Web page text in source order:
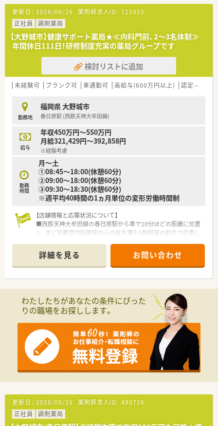
【法人特徴について】
■こちらの法人は総病床数103床の一般病床と療養病床を併せ
持つ、慢性期を中心としたケアミックス病院です。
■2014年には建物の新築リニューアルを行っており、清潔感溢
れる綺麗な環境の中で医療を提供しています。
■診療は内科系全般を幅広く診ており、地域に根差した安心の医
療サービスを届けることを大切にしている法人です。
【こんな取り組みをしています】
■全自動分包機などの機器を積極的に導入することにより、調剤
■定期的な勉強会を開催しており、日々の業務を行いながら新し
い医療知識や最新の医薬品情報を学べる環境です。
■患者様が安心して療養生活を送れるように、他職種や他部署の
スタッフと情報共有を行う連携体制を整えています。
更新日： 2026/06/26 薬剤師求人ID： 725955
正社員
調剤薬局
【大野城市】健康サポート薬局★≪内科門前、2～3名体制≫
年間休日111日！研修制度充実の薬局グループです
検討リストに追加
未経験可 ブランク可 車通勤可 高給与(600万円以上) 認定薬剤師取得支援あり
勤務地
福岡県 大野城市
春日原駅 (西鉄天神大牟田線)
給与
年収450万円～550万円
月給321,429円～392,858円
※経験考慮
勤務
時間
月～土
①08:45～18:00(休憩60分)
②09:00～18:00(休憩60分)
③09:30～18:30(休憩60分)
※週平均40時間の1ヵ月単位の変形労働時間制
【店舗情報と応需状況について】
■西鉄天神大牟田線の春日原駅から車で10分ほどの距離に位置
し、主に宇都宮内科医院からの処方箋を9割程度の割合で応需し
■応需科目は内科と呼吸器科が中心で、処方箋枚数は1日平均60
枚から70枚となっており、現在は薬剤師2名体制で運営されてい
ます。
■常勤薬剤師1名と派遣薬剤師1名に加えて、管理栄養士1名と事
【募集背景と求める人物像について】
■今回は欠員補充に伴う急募案件となっており、地域密着の医療
に貢献しながら周囲と協力して柔軟に対応できる方を募集して
います。
■調剤の実務経験がある方はもちろん歓迎されますが、未経験や
ブランクのある方でも自己研鑽に励む意欲があれば積極的に採
用します。
■人柄を重視した選考を行っているため、患者様に寄り添った丁
寧な対応ができ、チームワークを重んじていただける方を求めて
【法人特徴について】
■創業100年を超える老舗企業として、佐賀県を中心に九州から
詳細を見る お問い合わせ
わたしたちがあなたの条件にぴった
りの職場をお探しします。
更新日： 2026/06/26 薬剤師求人ID： 480726
正社員
調剤薬局